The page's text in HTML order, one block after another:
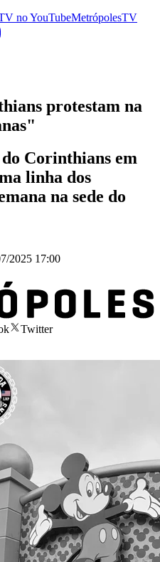
noYouTubeMetrópolesTV
protestam na
Corinthians em
linha dos
na sede do
2025 17:00
Twitter